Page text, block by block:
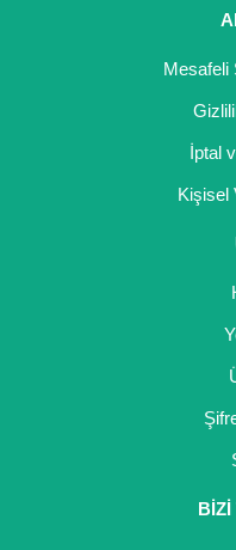
Mesafeli
İptal
Kişisel
BİZİ